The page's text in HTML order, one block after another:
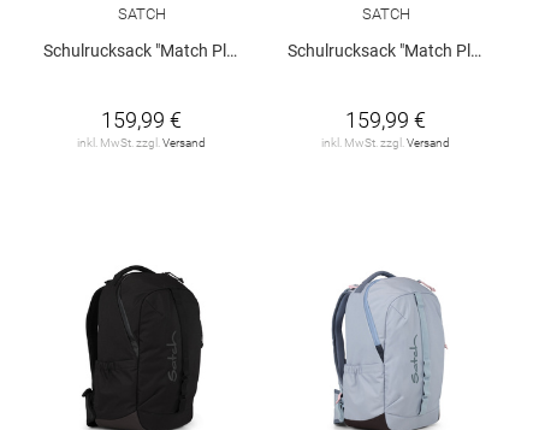
SATCH
Schulrucksack "Match Plus"
159,99 €
inkl. MwSt. zzgl.Versand
SATCH
Schulrucksack "Match Plus"
159,99 €
inkl. MwSt. zzgl.Versand